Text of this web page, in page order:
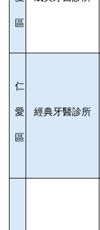
區
仁
愛
區
經典牙醫診所